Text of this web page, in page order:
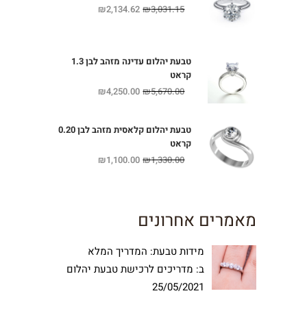
₪3,031.15
₪2,134.62
טבעת יהלום עדינה מזהב לבן 1.3
קראט
₪5,670.00
₪4,250.00
טבעת יהלום קלאסית מזהב לבן 0.20
קראט
₪1,330.00
₪1,100.00
מאמרים אחרונים
מידות טבעת: המדריך המלא
ב: מדריכים לרכישת טבעת יהלום
25/05/2021